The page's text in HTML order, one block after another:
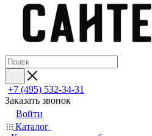
+7 (495) 532‑34‑31
Заказать звонок
Войти
Каталог